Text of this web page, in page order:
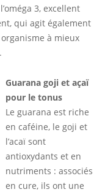
3, excellent
qui agit également
à mieux
Guarana goji et açaï
pour le tonus
Le guarana est riche
en caféine, le goji et
l’acaï sont
antioxydants et en
nutriments : associés
en cure, ils ont une